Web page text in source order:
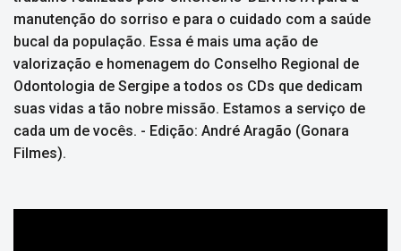
manutenção do sorriso e para o cuidado com a saúde
bucal da população. Essa é mais uma ação de
valorização e homenagem do Conselho Regional de
Odontologia de Sergipe a todos os CDs que dedicam
suas vidas a tão nobre missão. Estamos a serviço de
cada um de vocês. - Edição: André Aragão (Gonara
Filmes).